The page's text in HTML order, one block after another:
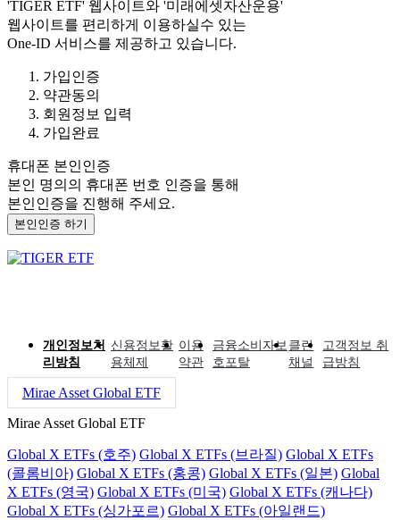
'TIGER ETF' 웹사이트와 '미래에셋자산운용'
웹사이트를 편리하게 이용하실수 있는
One-ID 서비스를 제공하고 있습니다.
가입인증
약관동의
회원정보 입력
가입완료
휴대폰 본인인증
본인 명의의 휴대폰 번호 인증을 통해
본인인증을 진행해 주세요.
본인인증 하기
개인정보처
리방침
신용정보활
용체제
이용
약관
금융소비자보
호포탈
클린
채널
고객정보 취
급방침
Mirae Asset Global ETF
Mirae Asset Global ETF
Global X ETFs (호주) Global X ETFs (브라질) Global X ETFs
(콜롬비아) Global X ETFs (홍콩) Global X ETFs (일본) Global
X ETFs (영국) Global X ETFs (미국) Global X ETFs (캐나다)
Global X ETFs (싱가포르) Global X ETFs (아일랜드)